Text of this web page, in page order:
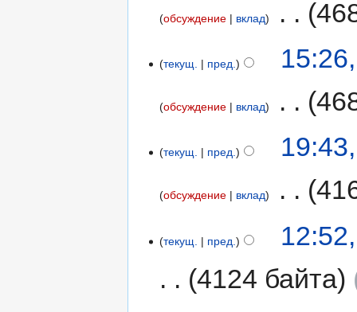
обсуждение вклад
текущ. пред.
обсуждение вклад
текущ. пред.
обсуждение вклад
текущ. пред.
4124 байта